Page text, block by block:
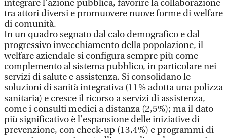
integrare l’azione pubblica, favorire la collaborazione
tra attori diversi e promuovere nuove forme di welfare
di comunità.
In un quadro segnato dal calo demografico e dal
progressivo invecchiamento della popolazione, il
welfare aziendale si configura sempre più come
complemento al sistema pubblico, in particolare nei
servizi di salute e assistenza. Si consolidano le
soluzioni di sanità integrativa (11% adotta una polizza
sanitaria) e cresce il ricorso a servizi di assistenza,
come i consulti medici a distanza (2,5%); ma il dato
più significativo è l’espansione delle iniziative di
prevenzione, con check-up (13,4%) e programmi di